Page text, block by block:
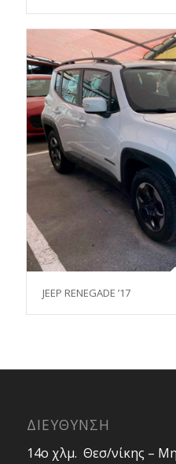
JEEP RENEGADE ’17
ΔΙΕΥΘΥΝΣΗ
14ο χλμ. Θεσ/νίκης –